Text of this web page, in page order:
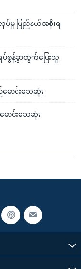
ပ်မှု ပြည်နယ်အစိုးရ
စွန့်ခွာထွက်ပြေးသူ
ောင်းသေဆုံး
ောင်းသေဆုံး